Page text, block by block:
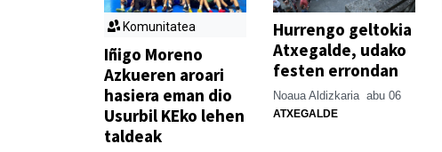
Komunitatea
Iñigo Moreno
Azkueren aroari
hasiera eman dio
Usurbil KEko lehen
taldeak
Hurrengo geltokia
Atxegalde, udako
festen errondan
Noaua Aldizkaria abu 06
ATXEGALDE